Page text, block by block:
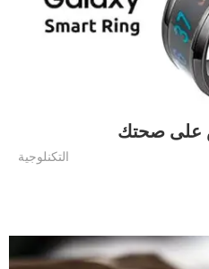
على صحتك
التكنلوجية